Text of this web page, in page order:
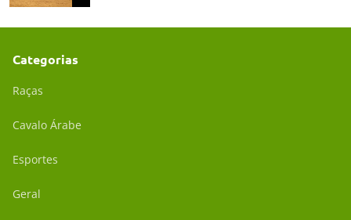
Categorias
Raças
Cavalo Árabe
Esportes
Geral